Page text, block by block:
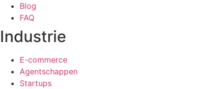
Blog
FAQ
Industrie
E-commerce
Agentschappen
Startups